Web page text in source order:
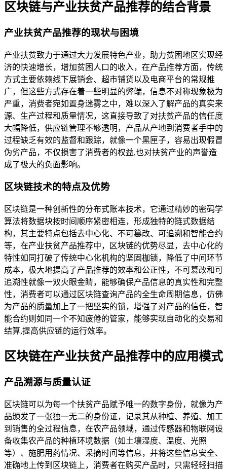
区块链与产业扶贫产品推荐的结合背景
产业扶贫产品推荐的现状与困境
产业扶贫致力于通过大力发展特色产业，助力贫困地区实现经
济的快速增长，增加贫困人口的收入，在产品推荐方面，传统
方式主要依赖线下展销会、超市铺货以及电商平台的常规推
广，但这些方式存在着一些明显的弊端，信息不对称现象极为
严重，消费者宛如置身迷雾之中，难以深入了解产品的真实来
源、生产过程和质量情况，这直接导致了对扶贫产品的信任度
大幅降低，供应链管理不够透明，产品从产地到消费者手中的
过程缺乏有效的监督和跟踪，就像一个黑匣子，容易出现假冒
伪劣产品，不仅损害了消费者的权益,也对扶贫产业的声誉造
成了极大的负面影响。
区块链技术的特点及优势
区块链是一种创新性的分布式账本技术，它通过精妙的密码学
算法将数据块按时间顺序紧密相连，形成独特的链式数据结
构，其主要特点包括去中心化、不可篡改、可追溯和智能合约
等，在产业扶贫产品推荐中，区块链的优势尽显，去中心化的
特性如同打破了传统中心化机构的坚固枷锁，降低了中间环节
成本，极大地提高了产品推荐的效率和公正性，不可篡改和可
追溯性就像一双火眼金睛，能够确保产品信息的真实性和完整
性，消费者可以通过区块链查询产品的全生命周期信息，仿佛
为产品的质量加上了一把坚实的锁，增强了对产品的信任，智
能合约则如同一个不知疲倦的管家，能够实现自动化的交易和
结算,提高供应链的运行效率。
区块链在产业扶贫产品推荐中的应用模式
产品溯源与质量认证
区块链可以为每一个扶贫产品赋予唯一的数字身份，就像为产
品颁发了一张独一无二的身份证，记录其从种植、养殖、加工
到销售的全过程信息，在农产品领域，通过传感器和物联网设
备收集农产品的种植环境数据（如土壤湿度、温度、光照
等）、施肥用药情况、采摘时间等信息，并将这些信息安全、
准确地上传到区块链上，消费者在购买产品时，只需轻轻扫描